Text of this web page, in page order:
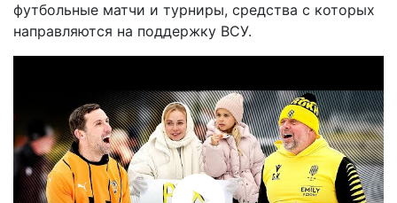
футбольные матчи и турниры, средства с которых
направляются на поддержку ВСУ.